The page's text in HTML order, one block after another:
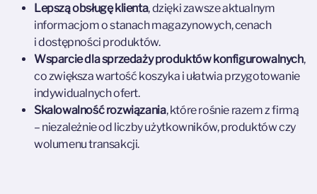
Lepszą obsługę klienta, dzięki zawsze aktualnym
informacjom o stanach magazynowych, cenach
i dostępności produktów.
Wsparcie dla sprzedaży produktów konfigurowalnych,
co zwiększa wartość koszyka i ułatwia przygotowanie
indywidualnych ofert.
Skalowalność rozwiązania, które rośnie razem z firmą
– niezależnie od liczby użytkowników, produktów czy
wolumenu transakcji.